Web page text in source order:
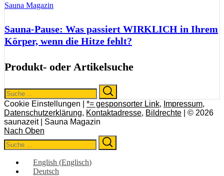
Sauna Magazin
Sauna-Pause: Was passiert WIRKLICH in Ihrem
Körper, wenn die Hitze fehlt?
Produkt- oder Artikelsuche
Search
for:
Cookie Einstellungen | *= gesponsorter Link, Impressum,
Datenschutzerklärung, Kontaktadresse, Bildrechte | © 2026
saunazeit | Sauna Magazin
Nach Oben
Search
for:
English (Englisch)
Deutsch